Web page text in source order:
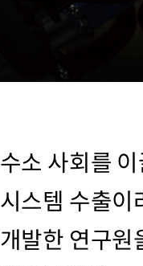
수소 사회를
시스템 수출이
개발한 연구원